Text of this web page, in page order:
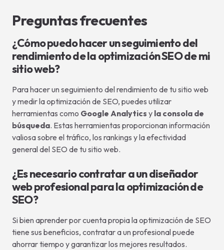
Preguntas frecuentes
¿Cómo puedo hacer un seguimiento del
rendimiento de la optimización SEO de mi
sitio web?
Para hacer un seguimiento del rendimiento de tu sitio web
y medir la optimización de SEO, puedes utilizar
herramientas como Google Analytics y la consola de
búsqueda. Estas herramientas proporcionan información
valiosa sobre el tráfico, los rankings y la efectividad
general del SEO de tu sitio web.
¿Es necesario contratar a un diseñador
web profesional para la optimización de
SEO?
Si bien aprender por cuenta propia la optimización de SEO
tiene sus beneficios, contratar a un profesional puede
ahorrar tiempo y garantizar los mejores resultados.